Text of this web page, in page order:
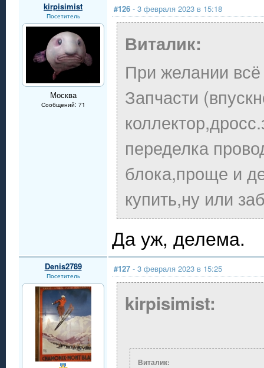
kirpisimist
Посетитель
Москва
Сообщений: 71
#126 - 3 февраля 2023 в 15:18
Виталик:
При желании
Запчасти
переделка
блока,проще и
купить,ну или
Да уж, делема.
Denis2789
Посетитель
#127 - 3 февраля 2023 в 15:25
kirpisimist:
Виталик: